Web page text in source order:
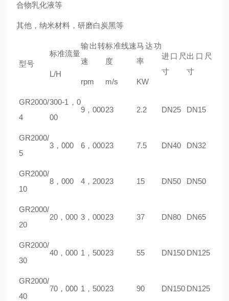
合物乳化液等
其他，纳米材料，研磨白炭黑等
型号
标准流量
L/H
输出转
速
rpm
标准线速
度
m/s
马达功
率
KW
进口尺
寸
出口尺
寸
GR2000/
4
300-1，0
00
9，00023 2.2 DN25 DN15
GR2000/
5
3，000 6，00023 7.5 DN40 DN32
GR2000/
10
8，000 4，20023 15 DN50 DN50
GR2000/
20
20，000 3，00023 37 DN80 DN65
GR2000/
30
40，000 1，50023 55 DN150 DN125
GR2000/
40
70，000 1，50023 90 DN150 DN125